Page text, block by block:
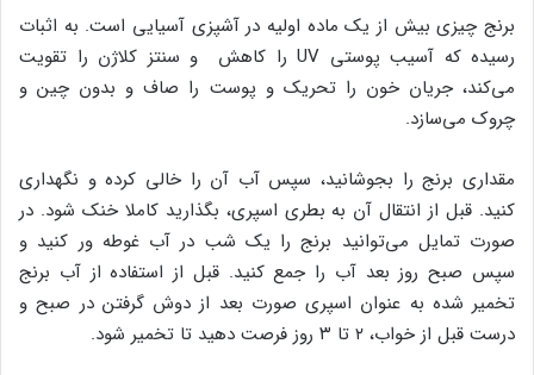
برنج چیزی بیش از یک ماده اولیه در آشپزی آسیایی است. به اثبات
رسیده که آسیب پوستی UV را کاهش و سنتز کلاژن را تقویت
می‌کند، جریان خون را تحریک و پوست را صاف و بدون چین و
چروک می‌سازد.
مقداری برنج را بجوشانید، سپس آب آن را خالی کرده و نگهداری
کنید. قبل از انتقال آن به بطری اسپری، بگذارید کاملا خنک شود. در
صورت تمایل می‌توانید برنج را یک شب در آب غوطه ور کنید و
سپس صبح روز بعد آب را جمع کنید. قبل از استفاده از آب برنج
تخمیر شده به عنوان اسپری صورت بعد از دوش گرفتن در صبح و
درست قبل از خواب، ۲ تا ۳ روز فرصت دهید تا تخمیر شود.